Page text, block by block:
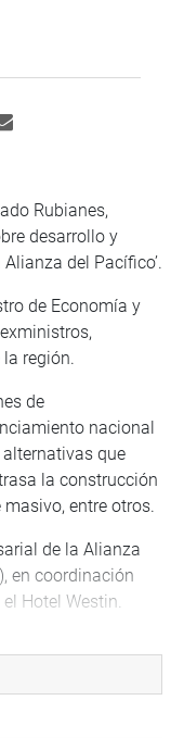
Rubianes,
desarrollo y
del Pacífico’.
de Economía y
región.
de
nacional
que
la construcción
entre otros.
de la Alianza
en coordinación
Hotel Westin.